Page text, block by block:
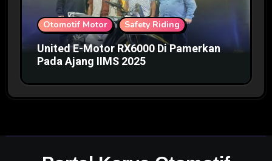
Otomotif Motor Safety Riding
United E-Motor RX6000 Di Pamerkan
Pada Ajang IIMS 2025